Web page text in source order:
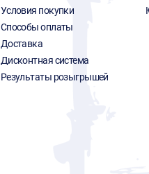
Условия покупки
Способы оплаты
Доставка
Дисконтная система
Результаты розыгрышей